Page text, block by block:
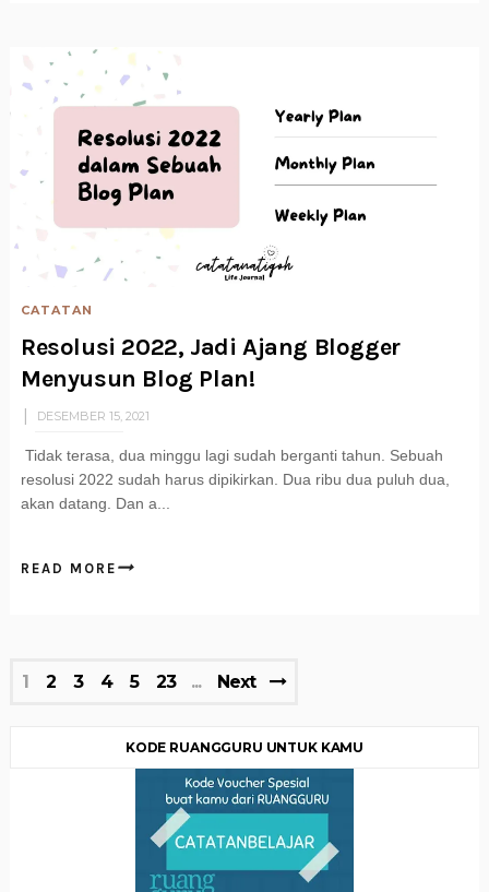
CATATAN
Resolusi 2022, Jadi Ajang Blogger
Menyusun Blog Plan!
DESEMBER 15, 2021
Tidak terasa, dua minggu lagi sudah berganti tahun. Sebuah
resolusi 2022 sudah harus dipikirkan. Dua ribu dua puluh dua,
akan datang. Dan a...
READ MORE
1 2 3 4 5 23 Next
KODE RUANGGURU UNTUK KAMU